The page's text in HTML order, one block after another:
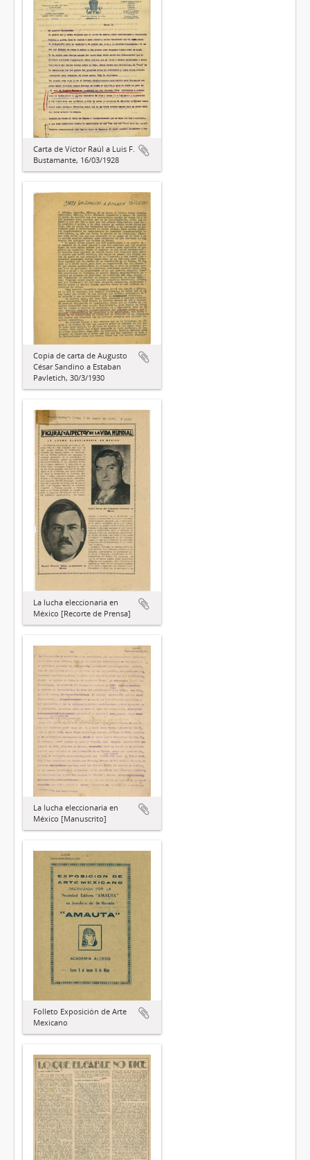
Carta de Víctor Raúl a Luis F.
Bustamante, 16/03/1928
Copia de carta de Augusto
César Sandino a Estaban
Pavletich, 30/3/1930
La lucha eleccionaria en
México [Recorte de Prensa]
La lucha eleccionaria en
México [Manuscrito]
Folleto Exposición de Arte
Mexicano